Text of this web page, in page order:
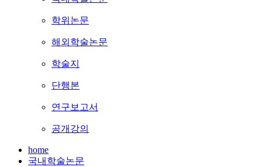
학위논문
해외학술논문
학술지
단행본
연구보고서
공개강의
home
국내학술논문